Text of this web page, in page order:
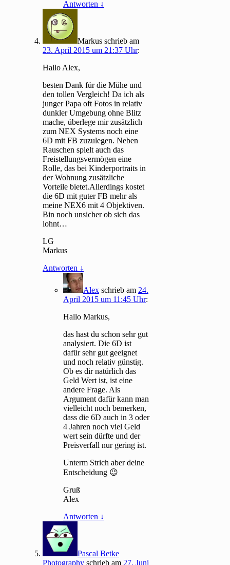
Antworten ↓
Markus schrieb am
23. April 2015 um 21:37 Uhr:
Hallo Alex,
besten Dank für die Mühe und
den tollen Vergleich! Da ich als
junger Papa oft Fotos in relativ
dunkler Umgebung ohne Blitz
mache, überlege mir zusätzlich
zum NEX Systems noch eine
6D mit FB zuzulegen. Neben
Rauschen spielt auch das
Freistellungsvermögen eine
Rolle, das bei Kinderportraits in
der Wohnung zusätzliche
Vorteile bietet.Allerdings kostet
die 6D mit guter FB mehr als
meine NEX6 mit 4 Objektiven.
Bin noch unsicher ob sich das
lohnt…
LG
Markus
Antworten ↓
Alex schrieb am 24.
April 2015 um 11:45 Uhr:
Hallo Markus,
das hast du schon sehr gut
analysiert. Die 6D ist
dafür sehr gut geeignet
und noch relativ günstig.
Ob es dir natürlich das
Geld Wert ist, ist eine
andere Frage. Als
Argument dafür kann man
vielleicht noch bemerken,
dass die 6D auch in 3 oder
4 Jahren noch viel Geld
wert sein dürfte und der
Preisverfall nur gering ist.
Unterm Strich aber deine
Entscheidung 😉
Gruß
Alex
Antworten ↓
Pascal Betke
Photography schrieb am 27. Juni